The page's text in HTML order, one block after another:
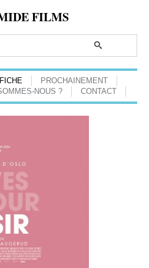
FILMS
PROCHAINEMENT
NOUS ? CONTACT